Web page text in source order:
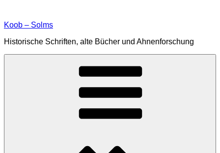
springen
Koob – Solms
Historische Schriften, alte Bücher und Ahnenforschung